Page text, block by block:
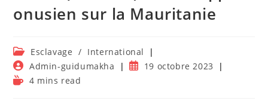
onusien sur la Mauritanie
Post
category:
Esclavage / International
Auteur/autrice
de
la
Admin-guidumakha
Publication
19 octobre 2023
Temps4 mins read